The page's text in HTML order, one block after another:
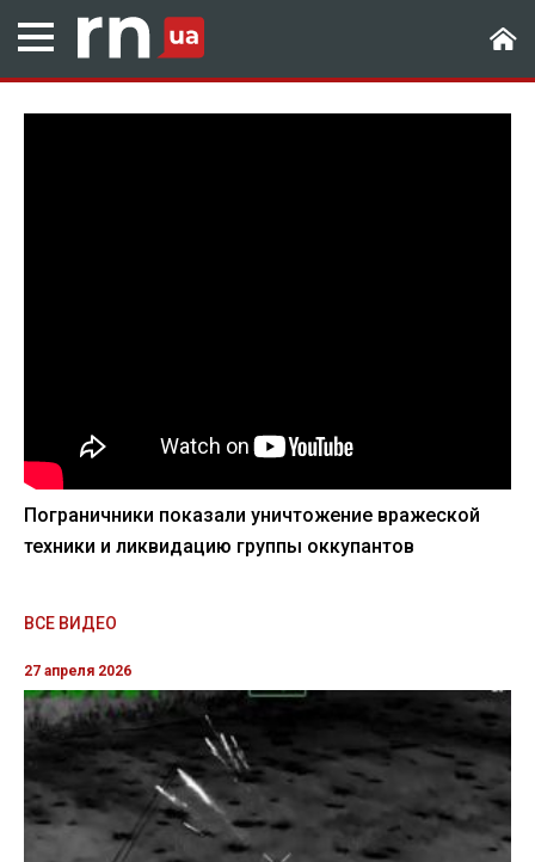
Пограничники показали уничтожение вражеской
техники и ликвидацию группы оккупантов
ВСЕ ВИДЕО
27 апреля 2026